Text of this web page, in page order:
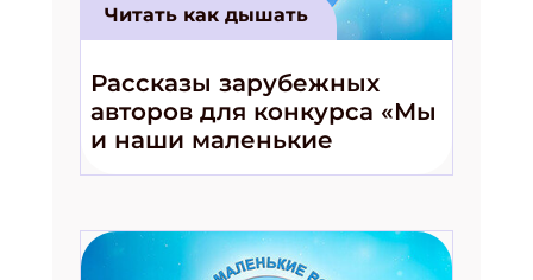
Читать как дышать
Рассказы зарубежных
авторов для конкурса «Мы
и наши маленькие
волшебники!»
подарок!
Укажите имя